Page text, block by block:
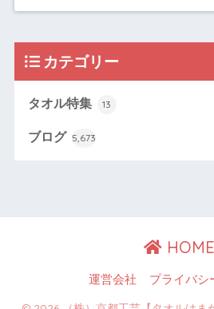
カテゴリー
タオル特集 13
ブログ 5,673
HOME
運営会社 プライバシ